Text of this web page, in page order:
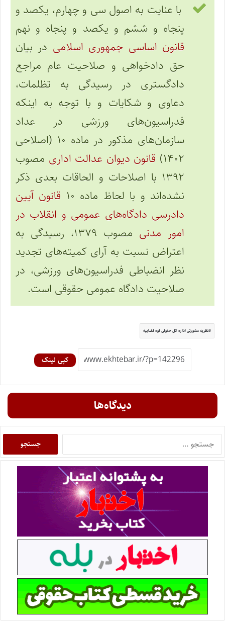
با عنایت به اصول سی و چهارم، یکصد و
پنجاه و ششم و یکصد و پنجاه و نهم
قانون اساسی جمهوری اسلامی در بیان
حق دادخواهی و صلاحیت عام مراجع
دادگستری در رسیدگی به تظلمات،
دعاوی و شکایات و با توجه به اینکه
فدراسیون‌های ورزشی در عداد
سازمان‌های مذکور در ماده ۱۰ (اصلاحی
۱۴۰۲) قانون دیوان عدالت اداری مصوب
۱۳۹۲ با اصلاحات و الحاقات بعدی ذکر
نشده‌اند و با لحاظ ماده ۱۰
قانون آیین
دادرسی دادگاه‌های عمومی و انقلاب در
امور مدنی
مصوب ۱۳۷۹، رسیدگی به
اعتراض نسبت به آرای کمیته‌های تجدید
نظر انضباطی فدراسیون‌های ورزشی، در
صلاحیت دادگاه عمومی حقوقی است.
نظریه مشورتی اداره کل حقوقی قوه قضاییه
کپی لینک
دیدگاه‌ها